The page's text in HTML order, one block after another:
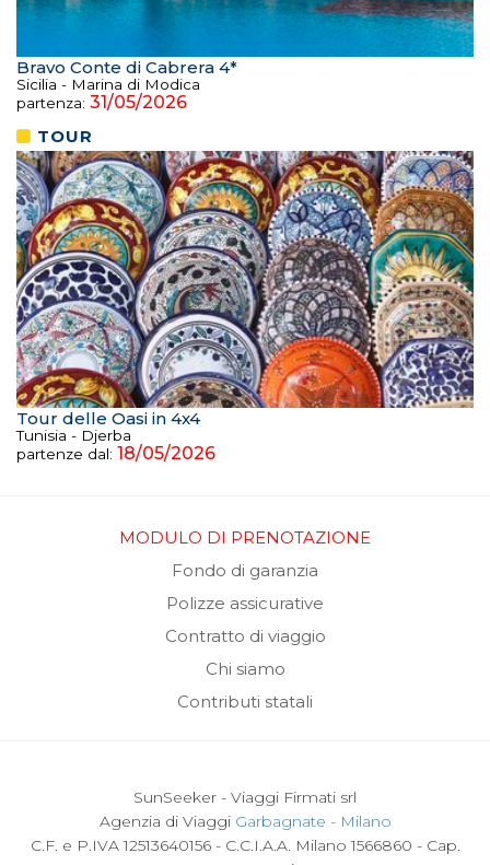
Bravo Conte di Cabrera 4*
Sicilia - Marina di Modica
partenza: 31/05/2026
TOUR
Tour delle Oasi in 4x4
Tunisia - Djerba
partenze dal: 18/05/2026
MODULO DI PRENOTAZIONE
Fondo di garanzia
Polizze assicurative
Contratto di viaggio
Chi siamo
Contributi statali
SunSeeker - Viaggi Firmati srl
Agenzia di Viaggi Garbagnate - Milano
C.F. e P.IVA 12513640156 - C.C.I.A.A. Milano 1566860 - Cap.